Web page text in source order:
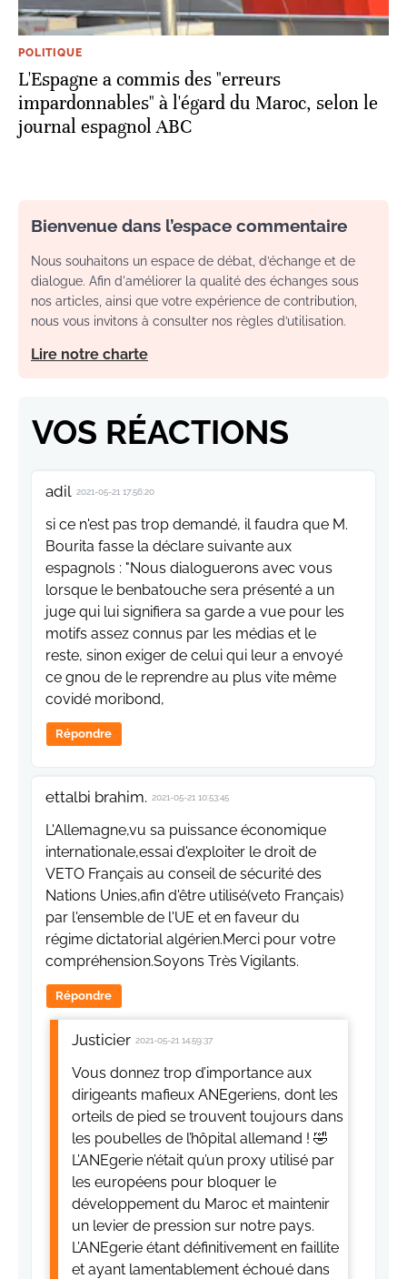
POLITIQUE
L'Espagne a commis des "erreurs
impardonnables" à l'égard du Maroc, selon le
journal espagnol ABC
Bienvenue dans l’espace commentaire
Nous souhaitons un espace de débat, d’échange et de
dialogue. Afin d'améliorer la qualité des échanges sous
nos articles, ainsi que votre expérience de contribution,
nous vous invitons à consulter nos règles d’utilisation.
Lire notre charte
VOS RÉACTIONS
adil 2021-05-21 17:56:20
si ce n'est pas trop demandé, il faudra que M.
Bourita fasse la déclare suivante aux
espagnols : "Nous dialoguerons avec vous
lorsque le benbatouche sera présenté a un
juge qui lui signifiera sa garde a vue pour les
motifs assez connus par les médias et le
reste, sinon exiger de celui qui leur a envoyé
ce gnou de le reprendre au plus vite même
covidé moribond,
Répondre
ettalbi brahim. 2021-05-21 10:53:45
L'Allemagne,vu sa puissance économique
internationale,essai d'exploiter le droit de
VETO Français au conseil de sécurité des
Nations Unies,afin d'être utilisé(veto Français)
par l'ensemble de l'UE et en faveur du
régime dictatorial algérien.Merci pour votre
compréhension.Soyons Très Vigilants.
Répondre
Justicier 2021-05-21 14:59:37
Vous donnez trop d’importance aux
dirigeants mafieux ANEgeriens, dont les
orteils de pied se trouvent toujours dans
les poubelles de l’hôpital allemand ! 🤣
L’ANEgerie n’était qu’un proxy utilisé par
les européens pour bloquer le
développement du Maroc et maintenir
un levier de pression sur notre pays.
L’ANEgerie étant définitivement en faillite
et ayant lamentablement échoué dans